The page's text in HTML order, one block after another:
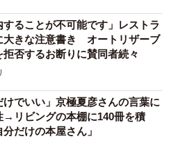
することが不可能です」レストラ
大きな注意書き オートリザーブ
否するお断りに賛同者続々
けでいい」京極夏彦さんの言葉に
→リビングの本棚に140冊を積
だけの本屋さん」